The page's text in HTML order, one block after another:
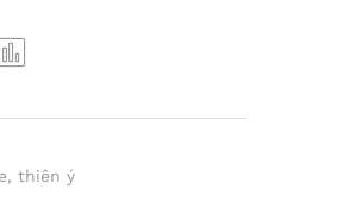
,thiên ý